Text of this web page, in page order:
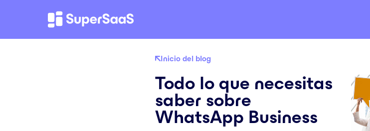
Inicio del blog
Todo lo que necesitas
saber sobre
WhatsApp Business